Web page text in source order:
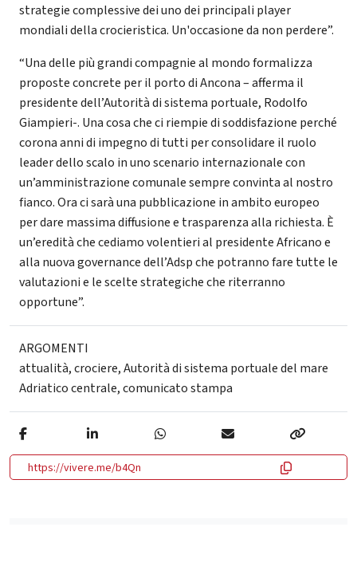
strategie complessive dei uno dei principali player
mondiali della crocieristica. Un'occasione da non perdere”.
“Una delle più grandi compagnie al mondo formalizza
proposte concrete per il porto di Ancona – afferma il
presidente dell’Autorità di sistema portuale, Rodolfo
Giampieri-. Una cosa che ci riempie di soddisfazione perché
corona anni di impegno di tutti per consolidare il ruolo
leader dello scalo in uno scenario internazionale con
un’amministrazione comunale sempre convinta al nostro
fianco. Ora ci sarà una pubblicazione in ambito europeo
per dare massima diffusione e trasparenza alla richiesta. È
un’eredità che cediamo volentieri al presidente Africano e
alla nuova governance dell’Adsp che potranno fare tutte le
valutazioni e le scelte strategiche che riterranno
opportune”.
ARGOMENTI
attualità,crociere,Autorità di sistema portuale del mare
Adriatico centrale,comunicato stampa
https://vivere.me/b4Qn